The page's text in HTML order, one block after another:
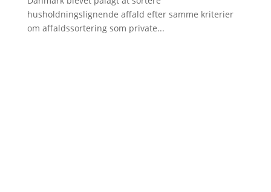
husholdningslignende affald efter samme kriterier
om affaldssortering som private...